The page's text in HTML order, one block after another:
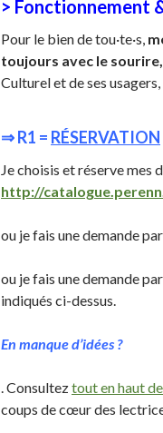
> Fonctionnement
Pour le bien de tou·te·s,
toujours avec le
Culturel et de ses
⇒ R1 = RÉSERVATION
Je choisis et réserve mes
http://
ou je fais une demande
ou je fais une demande
indiqués ci-dessus.
En manque d’idées ?
. Consulteztout en haut
coups de cœur des